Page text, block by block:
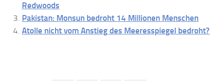
Redwoods
Pakistan: Monsun bedroht 14 Millionen Menschen
Atolle nicht vom Anstieg des Meeresspiegel bedroht?